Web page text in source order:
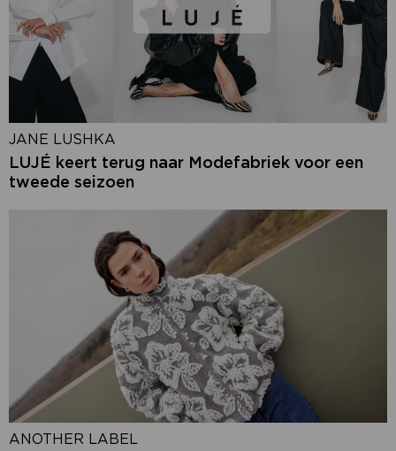
JANE LUSHKA
LUJÉ keert terug naar Modefabriek voor een
tweede seizoen
ANOTHER LABEL